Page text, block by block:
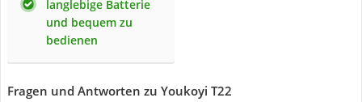
langlebige Batterie
und bequem zu
bedienen
Fragen und Antworten zu Youkoyi ‎T22